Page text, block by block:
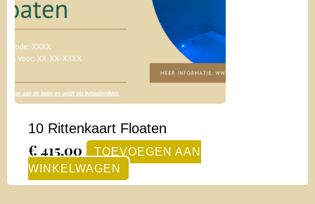
10 Rittenkaart Floaten
€ 415,00
TOEVOEGEN AAN
WINKELWAGEN